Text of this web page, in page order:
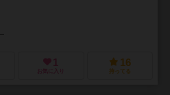
1
お気に入り
16
持ってる